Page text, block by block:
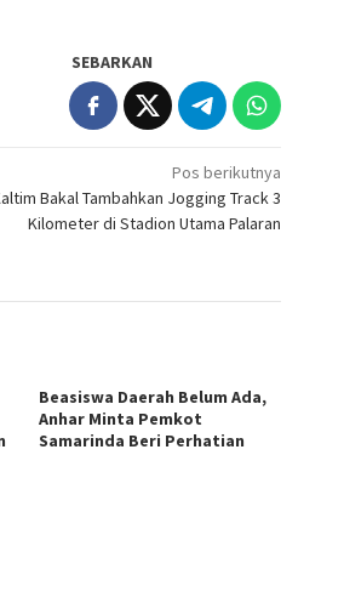
SEBARKAN
Pos berikutnya
Bakal Tambahkan Jogging Track 3
Kilometer di Stadion Utama Palaran
Beasiswa Daerah Belum Ada,
Anhar Minta Pemkot
Samarinda Beri Perhatian